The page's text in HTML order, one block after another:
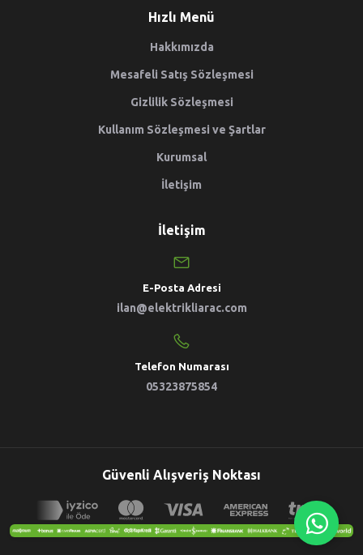
Hızlı Menü
Hakkımızda
Mesafeli Satış Sözleşmesi
Gizlilik Sözleşmesi
Kullanım Sözleşmesi ve Şartlar
Kurumsal
İletişim
İletişim
E-Posta Adresi
ilan@elektrikliarac.com
Telefon Numarası
05323875854
Güvenli Alışveriş Noktası